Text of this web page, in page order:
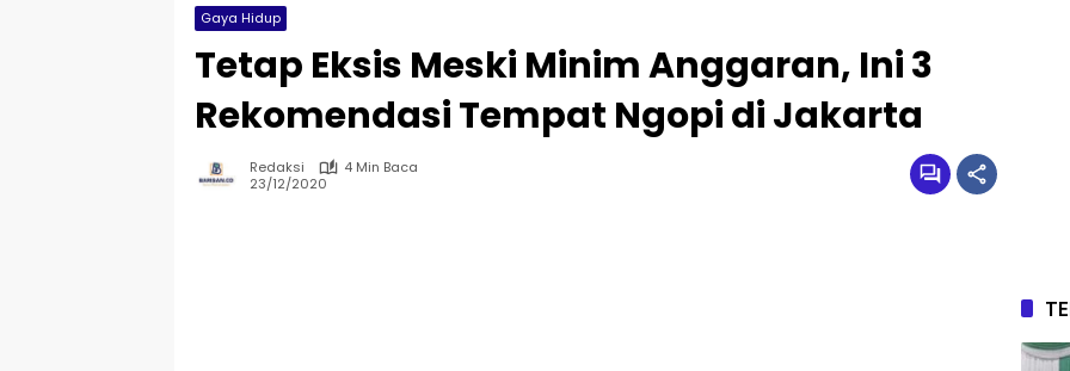
Gaya Hidup
Tetap Eksis Meski Minim Anggaran, Ini 3
Rekomendasi Tempat Ngopi di Jakarta
Redaksi
4 Min Baca
23/12/2020